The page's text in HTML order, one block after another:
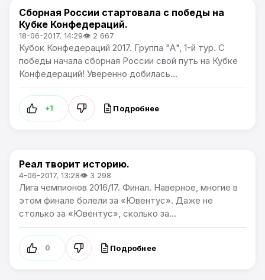
Кубок Конфедераций 2017
Сборная России стартовала с победы на
Кубке Конфедераций.
18-06-2017, 14:29👁 2 667
Кубок Конфедераций 2017. Группа "А", 1-й тур. С
победы начала сборная России свой путь на Кубке
Конфедераций! Уверенно добилась...
+1 Подробнее
Лига чемпионов
Реал творит историю.
4-06-2017, 13:28👁 3 298
Лига чемпионов 2016/17. Финал. Наверное, многие в
этом финале болели за «Ювентус». Даже не
столько за «Ювентус», сколько за...
0 Подробнее